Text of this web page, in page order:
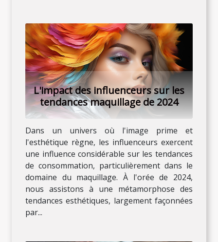
L'impact des influenceurs sur les
tendances maquillage de 2024
Dans un univers où l'image prime et
l'esthétique règne, les influenceurs exercent
une influence considérable sur les tendances
de consommation, particulièrement dans le
domaine du maquillage. À l'orée de 2024,
nous assistons à une métamorphose des
tendances esthétiques, largement façonnées
par...